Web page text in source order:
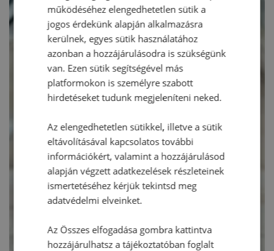
működéséhez elengedhetetlen sütik a
jogos érdekünk alapján alkalmazásra
kerülnek, egyes sütik használatához
azonban a hozzájárulásodra is szükségünk
van. Ezen sütik segítségével más
platformokon is személyre szabott
hirdetéseket tudunk megjeleníteni neked.
Az elengedhetetlen sütikkel, illetve a sütik
eltávolításával kapcsolatos további
információkért, valamint a hozzájárulásod
alapján végzett adatkezelések részleteinek
ismertetéséhez kérjük tekintsd meg
adatvédelmi elveinket.
Az Összes elfogadása gombra kattintva
hozzájárulhatsz a tájékoztatóban foglalt